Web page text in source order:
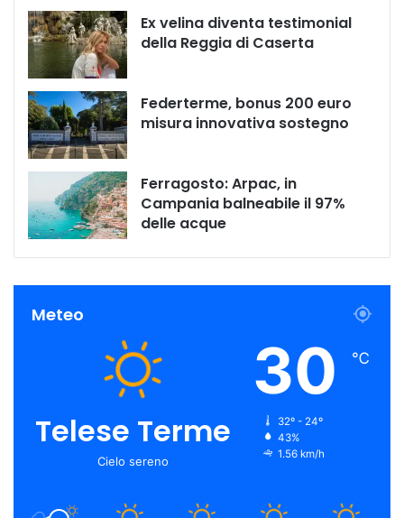
Ex velina diventa testimonial
della Reggia di Caserta
Federterme, bonus 200 euro
misura innovativa sostegno
Ferragosto: Arpac, in
Campania balneabile il 97%
delle acque
Meteo
Telese Terme
Cielo sereno
30 ℃
32º - 24º
43%
1.56 km/h